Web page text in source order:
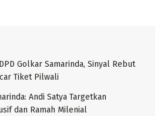
Golkar Samarinda, Sinyal Rebut
Tiket Pilwali
Andi Satya Targetkan
dan Ramah Milenial